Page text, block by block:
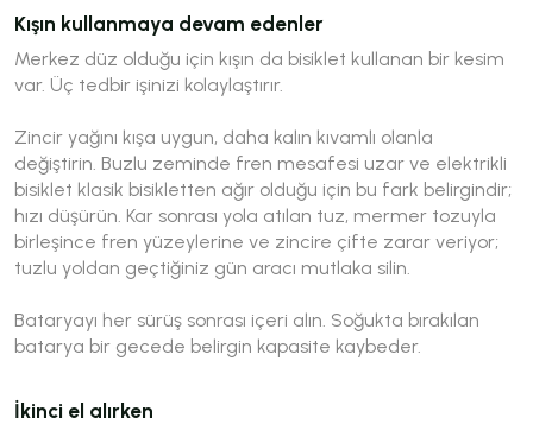
Kışın kullanmaya devam edenler
Merkez düz olduğu için kışın da bisiklet kullanan bir kesim
var. Üç tedbir işinizi kolaylaştırır.
Zincir yağını kışa uygun, daha kalın kıvamlı olanla
değiştirin. Buzlu zeminde fren mesafesi uzar ve elektrikli
bisiklet klasik bisikletten ağır olduğu için bu fark belirgindir;
hızı düşürün. Kar sonrası yola atılan tuz, mermer tozuyla
birleşince fren yüzeylerine ve zincire çifte zarar veriyor;
tuzlu yoldan geçtiğiniz gün aracı mutlaka silin.
Bataryayı her sürüş sonrası içeri alın. Soğukta bırakılan
batarya bir gecede belirgin kapasite kaybeder.
İkinci el alırken